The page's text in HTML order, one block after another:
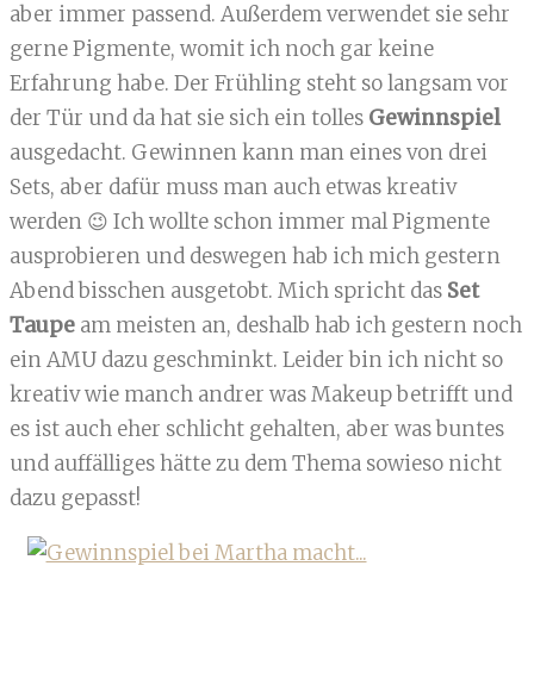
aber immer passend. Außerdem verwendet sie sehr
gerne Pigmente, womit ich noch gar keine
Erfahrung habe. Der Frühling steht so langsam vor
der Tür und da hat sie sich ein tolles Gewinnspiel
ausgedacht. Gewinnen kann man eines von drei
Sets, aber dafür muss man auch etwas kreativ
werden 😉 Ich wollte schon immer mal Pigmente
ausprobieren und deswegen hab ich mich gestern
Abend bisschen ausgetobt. Mich spricht das Set
Taupe am meisten an, deshalb hab ich gestern noch
ein AMU dazu geschminkt. Leider bin ich nicht so
kreativ wie manch andrer was Makeup betrifft und
es ist auch eher schlicht gehalten, aber was buntes
und auffälliges hätte zu dem Thema sowieso nicht
dazu gepasst!